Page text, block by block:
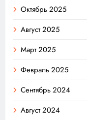
Октябрь 2025
Август 2025
Март 2025
Февраль 2025
Сентябрь 2024
Август 2024